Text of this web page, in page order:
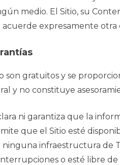
medio. El Sitio, su
acuerde expresamente otra
son gratuitos y se
y no constituye
ni garantiza que la
que el Sitio esté
ninguna infraestructura de
o esté libre